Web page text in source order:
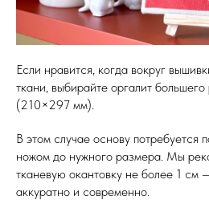
Если нравится, когда вокруг
ткани, выбирайте оргалит
(210×297 мм).
В этом случае основу потребуется
ножом до нужного размера. Мы
тканевую окантовку не более 1 см
аккуратно и современно.